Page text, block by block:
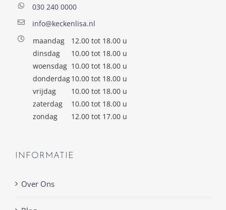
030 240 0000
info@keckenlisa.nl
maandag
12.00 tot 18.00 u
dinsdag
10.00 tot 18.00 u
woensdag 10.00 tot 18.00 u
donderdag10.00 tot 18.00 u
vrijdag
10.00 tot 18.00 u
zaterdag
10.00 tot 18.00 u
zondag
12.00 tot 17.00 u
INFORMATIE
Over Ons